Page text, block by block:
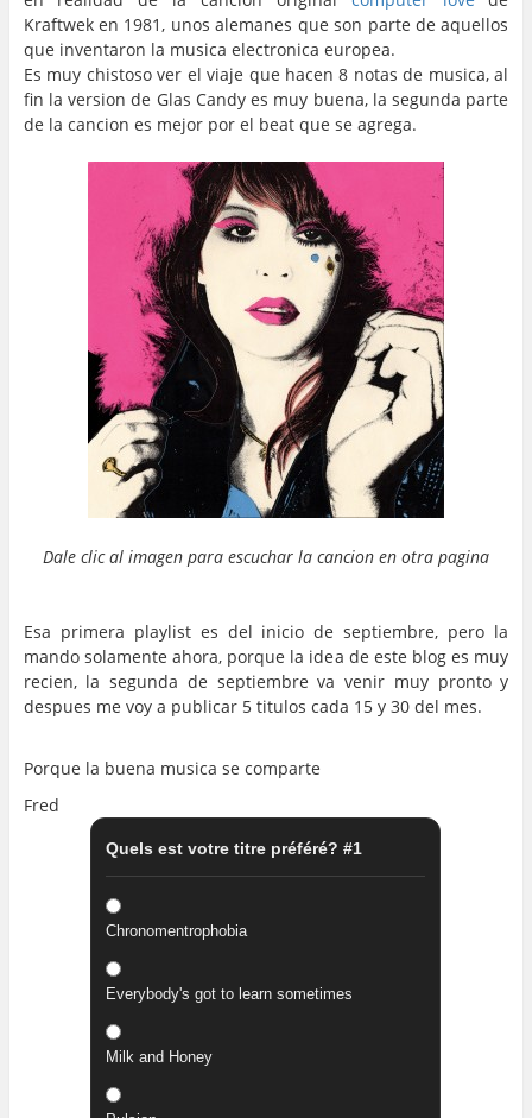
Kraftwek en 1981, unos alemanes que son parte de aquellos
que inventaron la musica electronica europea.
Es muy chistoso ver el viaje que hacen 8 notas de musica, al
fin la version de Glas Candy es muy buena, la segunda parte
de la cancion es mejor por el beat que se agrega.
Dale clic al imagen para escuchar la cancion en otra pagina
Esa primera playlist es del inicio de septiembre, pero la
mando solamente ahora, porque la idea de este blog es muy
recien, la segunda de septiembre va venir muy pronto y
despues me voy a publicar 5 titulos cada 15 y 30 del mes.
Porque la buena musica se comparte
Fred
Quels est votre titre préféré? #1
Chronomentrophobia
Everybody's got to learn sometimes
Milk and Honey